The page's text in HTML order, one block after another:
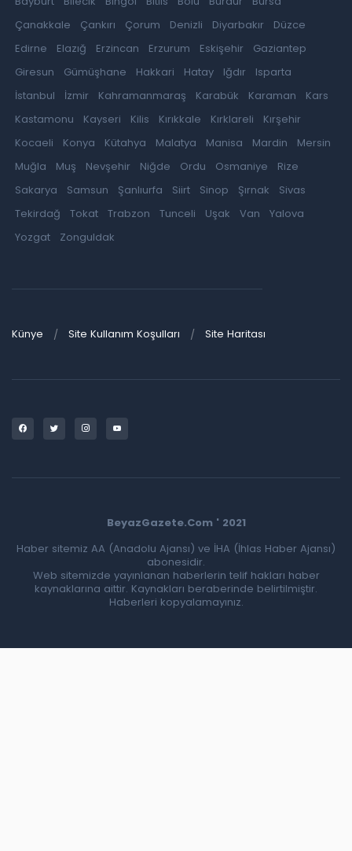
Çanakkale
Çankırı Çorum Denizli Diyarbakır
Düzce
Edirne
Elazığ Erzincan Erzurum Eskişehir
Gaziantep
Giresun
Gümüşhane Hakkari Hatay Iğdır
Isparta
İstanbul
İzmir Kahramanmaraş Karabük Karaman
Kars
Kastamonu
Kayseri Kilis Kırıkkale Kırklareli
Kırşehir
Kocaeli
Konya Kütahya Malatya Manisa Mardin
Mersin
Muğla
Muş Nevşehir Niğde Ordu Osmaniye
Rize
Sakarya
Samsun Şanlıurfa Siirt Sinop Şırnak
Sivas
Tekirdağ
Tokat Trabzon Tunceli Uşak Van
Yalova
Yozgat
Zonguldak
Künye Site Kullanım Koşulları Site Haritası
BeyazGazete.Com ' 2021
Haber sitemiz AA (Anadolu Ajansı) ve İHA (İhlas Haber Ajansı)
abonesidir.
Web sitemizde yayınlanan haberlerin telif hakları haber
kaynaklarına aittir. Kaynakları beraberinde belirtilmiştir.
Haberleri kopyalamayınız.